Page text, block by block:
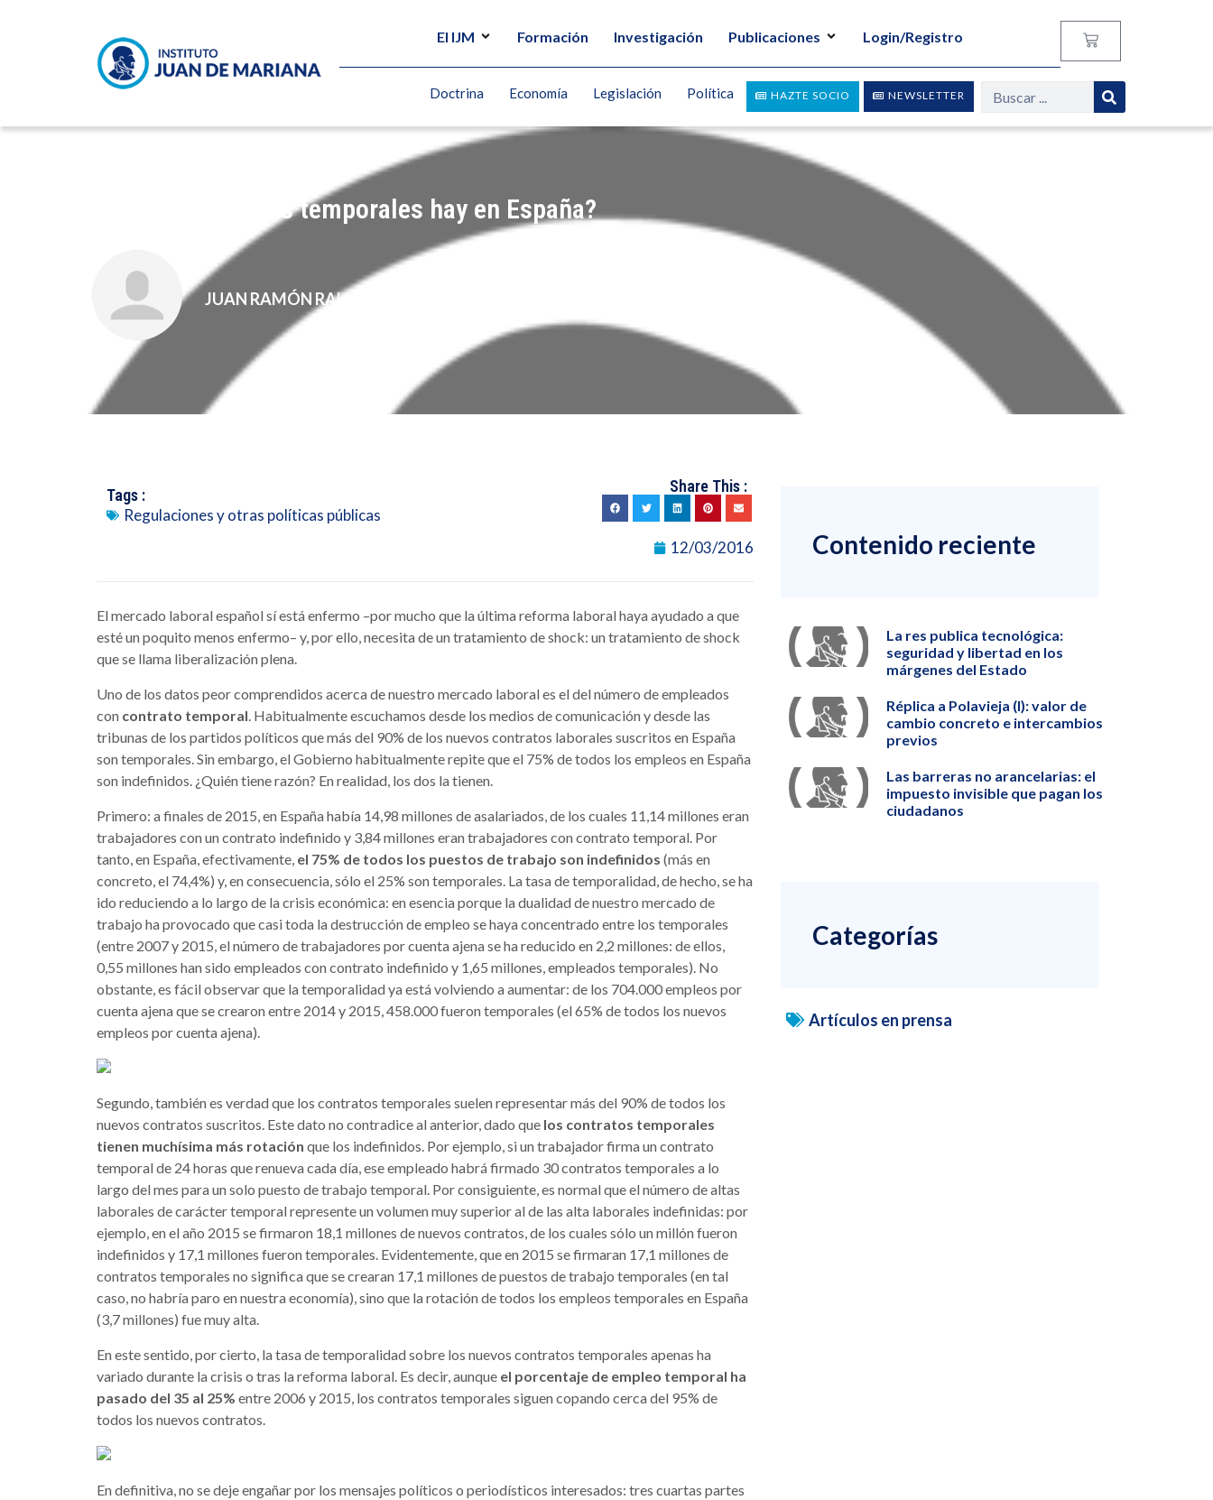
El IJM Formación Investigación Publicaciones Login/Registro
NEWSLETTER
HAZTE SOCIO
Doctrina Economía Legislación Política
¿Cuántos empleos temporales hay en España?
JUAN RAMÓN RALLO
Tags :
Regulaciones y otras políticas públicas
Share This :
12/03/2016
El mercado laboral español sí está enfermo –por mucho que la última reforma laboral haya ayudado a que
esté un poquito menos enfermo– y, por ello, necesita de un tratamiento de shock: un tratamiento de shock
que se llama liberalización plena.
Uno de los datos peor comprendidos acerca de nuestro mercado laboral es el del número de empleados
con contrato temporal. Habitualmente escuchamos desde los medios de comunicación y desde las
tribunas de los partidos políticos que más del 90% de los nuevos contratos laborales suscritos en España
son temporales. Sin embargo, el Gobierno habitualmente repite que el 75% de todos los empleos en España
son indefinidos. ¿Quién tiene razón? En realidad, los dos la tienen.
Primero: a finales de 2015, en España había 14,98 millones de asalariados, de los cuales 11,14 millones eran
trabajadores con un contrato indefinido y 3,84 millones eran trabajadores con contrato temporal. Por
tanto, en España, efectivamente, el 75% de todos los puestos de trabajo son indefinidos (más en
concreto, el 74,4%) y, en consecuencia, sólo el 25% son temporales. La tasa de temporalidad, de hecho, se ha
ido reduciendo a lo largo de la crisis económica: en esencia porque la dualidad de nuestro mercado de
trabajo ha provocado que casi toda la destrucción de empleo se haya concentrado entre los temporales
(entre 2007 y 2015, el número de trabajadores por cuenta ajena se ha reducido en 2,2 millones: de ellos,
0,55 millones han sido empleados con contrato indefinido y 1,65 millones, empleados temporales). No
obstante, es fácil observar que la temporalidad ya está volviendo a aumentar: de los 704.000 empleos por
cuenta ajena que se crearon entre 2014 y 2015, 458.000 fueron temporales (el 65% de todos los nuevos
empleos por cuenta ajena).
Segundo, también es verdad que los contratos temporales suelen representar más del 90% de todos los
nuevos contratos suscritos. Este dato no contradice al anterior, dado que los contratos temporales
tienen muchísima más rotación que los indefinidos. Por ejemplo, si un trabajador firma un contrato
temporal de 24 horas que renueva cada día, ese empleado habrá firmado 30 contratos temporales a lo
largo del mes para un solo puesto de trabajo temporal. Por consiguiente, es normal que el número de altas
laborales de carácter temporal represente un volumen muy superior al de las alta laborales indefinidas: por
ejemplo, en el año 2015 se firmaron 18,1 millones de nuevos contratos, de los cuales sólo un millón fueron
indefinidos y 17,1 millones fueron temporales. Evidentemente, que en 2015 se firmaran 17,1 millones de
contratos temporales no significa que se crearan 17,1 millones de puestos de trabajo temporales (en tal
caso, no habría paro en nuestra economía), sino que la rotación de todos los empleos temporales en España
(3,7 millones) fue muy alta.
En este sentido, por cierto, la tasa de temporalidad sobre los nuevos contratos temporales apenas ha
variado durante la crisis o tras la reforma laboral. Es decir, aunque el porcentaje de empleo temporal ha
pasado del 35 al 25% entre 2006 y 2015, los contratos temporales siguen copando cerca del 95% de
todos los nuevos contratos.
En definitiva, no se deje engañar por los mensajes políticos o periodísticos interesados: tres cuartas partes
Contenido reciente
La res publica tecnológica:
seguridad y libertad en los
márgenes del Estado
Réplica a Polavieja (I): valor de
cambio concreto e intercambios
previos
Las barreras no arancelarias: el
impuesto invisible que pagan los
ciudadanos
Categorías
Artículos en prensa